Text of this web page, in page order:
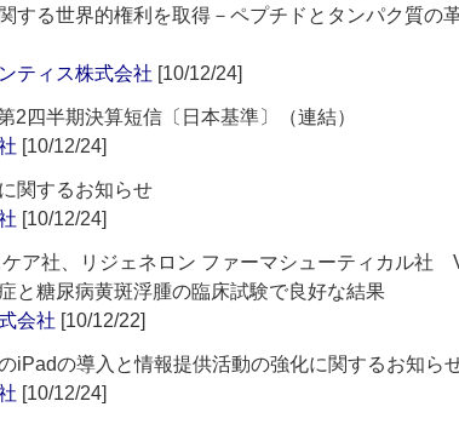
する世界的権利を取得－ペプチドとタンパク質の
ティス株式会社 [10/12/24]
2四半期決算短信〔日本基準〕（連結）
[10/12/24]
関するお知らせ
[10/12/24]
ア社、リジェネロン ファーマシューティカル社
と糖尿病黄斑浮腫の臨床試験で良好な結果
会社 [10/12/22]
iPadの導入と情報提供活動の強化に関するお知ら
[10/12/24]